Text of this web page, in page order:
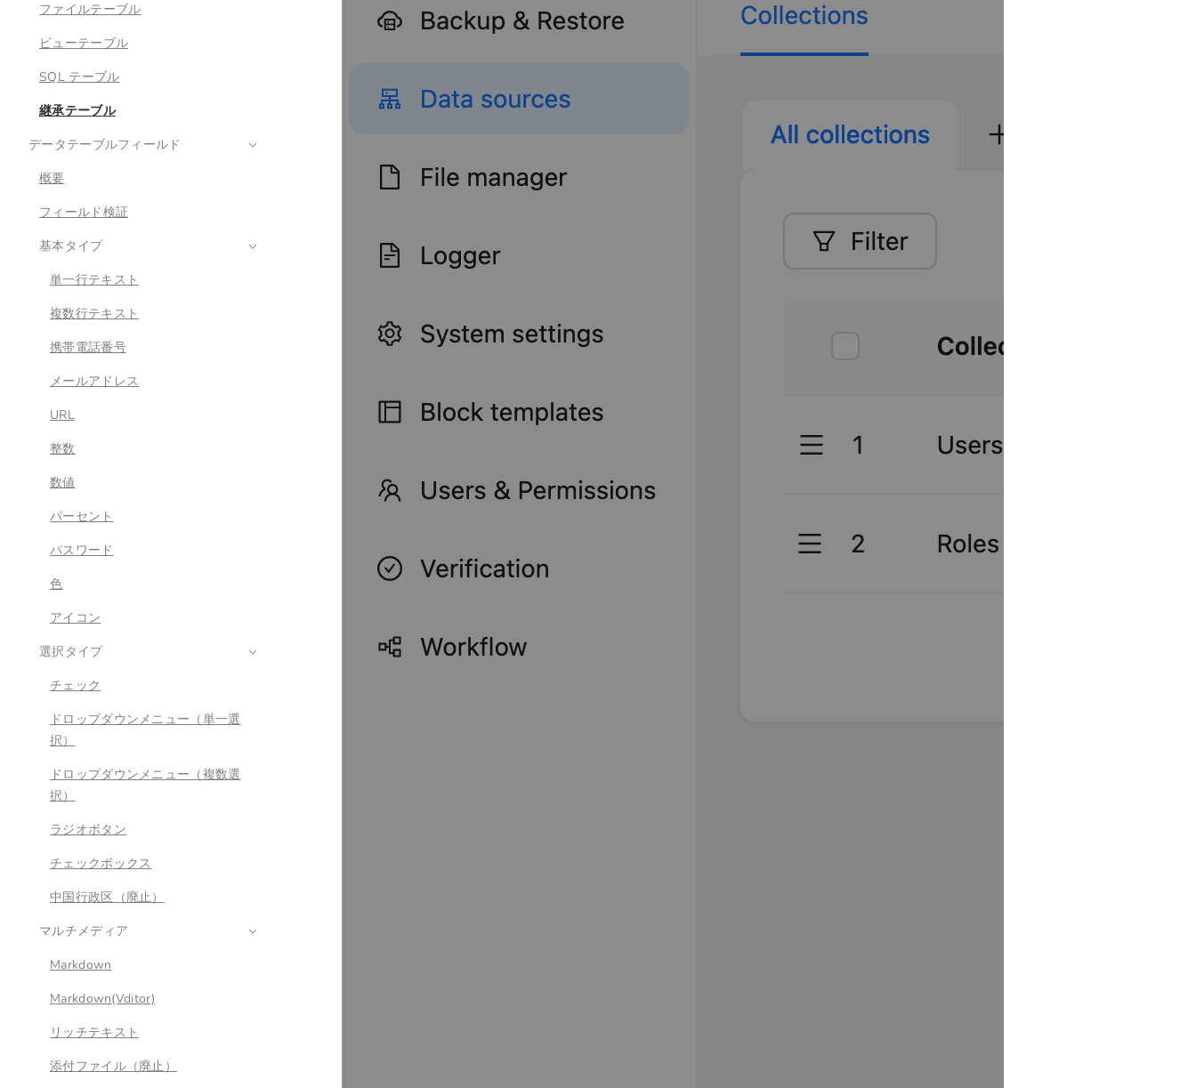
ファイルテーブル
ビューテーブル
SQL テーブル
継承テーブル
データテーブルフィールド
概要
フィールド検証
基本タイプ
単一行テキスト
複数行テキスト
携帯電話番号
メールアドレス
URL
整数
数値
パーセント
パスワード
色
アイコン
選択タイプ
チェック
ドロップダウンメニュー（単一選
択）
ドロップダウンメニュー（複数選
択）
ラジオボタン
チェックボックス
中国行政区（廃止）
マルチメディア
Markdown
Markdown(Vditor)
リッチテキスト
添付ファイル（廃止）